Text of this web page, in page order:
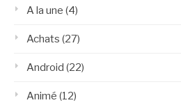
A la une (4)
Achats (27)
Android (22)
Animé (12)